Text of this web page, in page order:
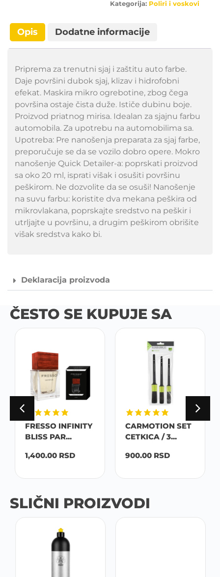
Kategorija: Poliri i voskovi
Opis Dodatne informacije
Priprema za trenutni sjaj i zaštitu auto farbe.
Daje površini dubok sjaj, klizav i hidrofobni
efekat. Maskira mikro ogrebotine, zbog čega
površina ostaje čista duže. Ističe dubinu boje.
Proizvod priatnog mirisa. Idealan za sjajnu farbu
automobila. Za upotrebu na automobilima sa.
Upotreba: Pre nanošenja preparata za sjaj farbe,
preporučuje se da se vozilo dobro opere. Mokro
nanošenje Quick Detailer-a: poprskati proizvod
sa oko 20 ml, isprati višak i osušiti površinu
peškirom. Ne dozvolite da se osuši! Nanošenje
na suvu farbu: koristite dva mekana peškira od
mikrovlakana, poprskajte sredstvo na peškir i
utrljajte u površinu, a drugim peškirom obrišite
višak sredstva kako bi.
Deklaracija proizvoda
ČESTO SE KUPUJE SA
FRESSO INFINITY
BLISS PAR...
1,400.00 RSD
CARMOTION SET
CETKICA / 3...
900.00 RSD
SLIČNI PROIZVODI